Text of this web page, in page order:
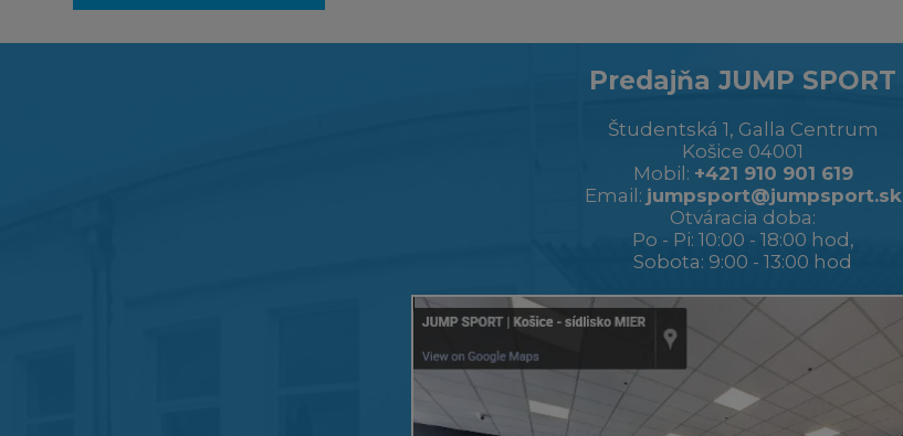
Predajňa JUMP SPORT
Študentská 1, Galla Centrum
Košice 04001
Mobil: +421 910 901 619
Email: jumpsport@jumpsport.sk
Otváracia doba:
Po - Pi: 10:00 - 18:00 hod,
Sobota: 9:00 - 13:00 hod